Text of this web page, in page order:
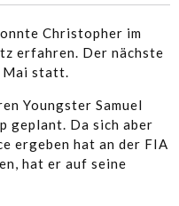
Christopher im
erfahren. Der nächste
Mai statt.
Youngster Samuel
geplant. Da sich aber
ergeben hat an der FIA
hat er auf seine